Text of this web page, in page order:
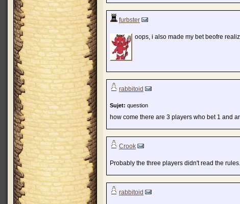
furbster
oops, i also made my bet beofre
rabbitoid
Sujet: question
how come there are 3 players who bet 1 and
Crook
Probably the three players didn't read the
rabbitoid